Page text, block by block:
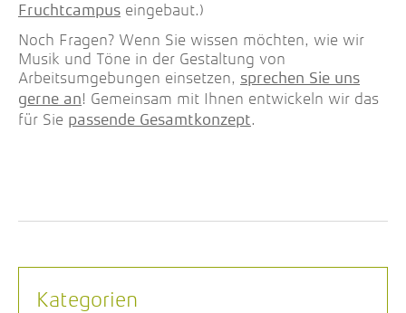
Fruchtcampus eingebaut.)
Noch Fragen? Wenn Sie wissen möchten, wie wir
Musik und Töne in der Gestaltung von
Arbeitsumgebungen einsetzen, sprechen Sie uns
gerne an! Gemeinsam mit Ihnen entwickeln wir das
für Sie passende Gesamtkonzept.
Kategorien